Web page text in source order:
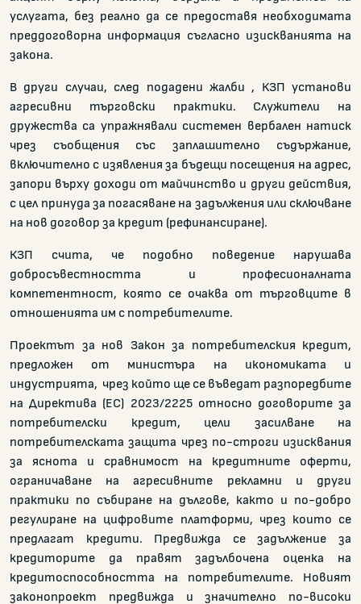
услугата, без реално да се предоставя необходимата
преддоговорна информация съгласно изискванията на
закона.
В други случаи, след подадени жалби , КЗП установи
агресивни търговски практики. Служители на
дружества са упражнявали системен вербален натиск
чрез съобщения със заплашително съдържание,
включително с изявления за бъдещи посещения на адрес,
запори върху доходи от майчинство и други действия,
с цел принуда за погасяване на задължения или сключване
на нов договор за кредит (рефинансиране).
КЗП счита, че подобно поведение нарушава
добросъвестността и професионалната
компетентност, която се очаква от търговците в
отношенията им с потребителите.
Проектът за нов Закон за потребителския кредит,
предложен от министъра на икономиката и
индустрията, чрез който ще се въведат разпоредбите
на Директива (ЕС) 2023/2225 относно договорите за
потребителски кредит, цели засилване на
потребителската защита чрез по-строги изисквания
за яснота и сравнимост на кредитните оферти,
ограничаване на агресивните рекламни и други
практики по събиране на дългове, както и по-добро
регулиране на цифровите платформи, чрез които се
предлагат кредити. Предвижда се задължение за
кредиторите да правят задълбочена оценка на
кредитоспособността на потребителите. Новият
законопроект предвижда и значително по-високи